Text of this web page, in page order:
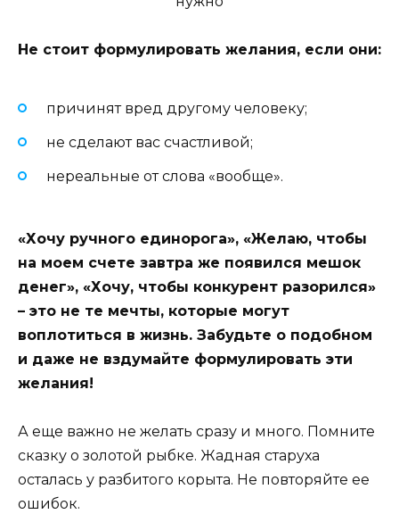
Не стоит формулировать желания, если они:
причинят вред другому человеку;
не сделают вас счастливой;
нереальные от слова «вообще».
«Хочу ручного единорога», «Желаю, чтобы
на моем счете завтра же появился мешок
денег», «Хочу, чтобы конкурент разорился»
– это не те мечты, которые могут
воплотиться в жизнь. Забудьте о подобном
и даже не вздумайте формулировать эти
желания!
А еще важно не желать сразу и много. Помните
сказку о золотой рыбке. Жадная старуха
осталась у разбитого корыта. Не повторяйте ее
ошибок.